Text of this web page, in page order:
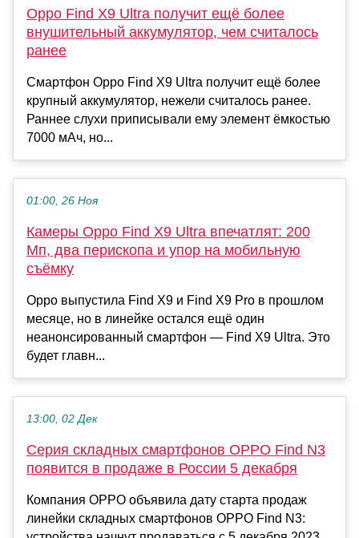
Oppo Find X9 Ultra получит ещё более
внушительный аккумулятор, чем считалось
ранее
Смартфон Oppo Find X9 Ultra получит ещё более
крупный аккумулятор, нежели считалось ранее.
Раннее слухи приписывали ему элемент ёмкостью
7000 мАч, но...
01:00, 26 Ноя
Камеры Oppo Find X9 Ultra впечатлят: 200
Мп, два перископа и упор на мобильную
съёмку
Oppo выпустила Find X9 и Find X9 Pro в прошлом
месяце, но в линейке остался ещё один
неанонсированный смартфон — Find X9 Ultra. Это
будет главн...
13:00, 02 Дек
Серия складных смартфонов OPPO Find N3
появится в продаже в России 5 декабря
Компания OPPO объявила дату старта продаж
линейки складных смартфонов OPPO Find N3: